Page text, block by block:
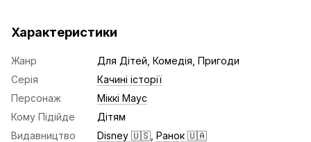
Характеристики
Жанр
Для Дітей, Комедія, Пригоди
Серія
Качині історії
Персонаж
Міккі Маус
Кому Підійде
Дітям
Видавництво
Disney 🇺🇸 Ранок 🇺🇦